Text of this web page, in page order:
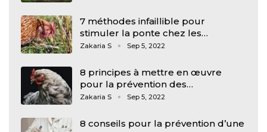
7 méthodes infaillible pour
stimuler la ponte chez les…
Zakaria S Sep 5, 2022
8 principes à mettre en œuvre
pour la prévention des…
Zakaria S Sep 5, 2022
8 conseils pour la prévention d’une